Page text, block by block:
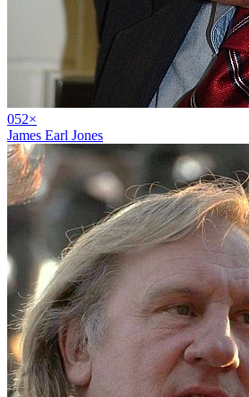
052×
James Earl Jones